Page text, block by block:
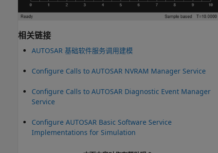
相关链接
AUTOSAR 基础软件服务调用建模
Configure Calls to AUTOSAR NVRAM Manager Service
Configure Calls to AUTOSAR Diagnostic Event Manager
Service
Configure AUTOSAR Basic Software Service
Implementations for Simulation